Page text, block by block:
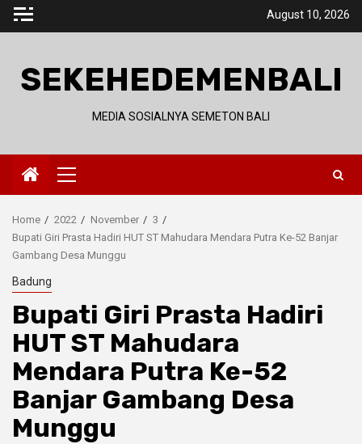
Skip
August 10, 2026
SEKEHEDEMENBALI
MEDIA SOSIALNYA SEMETON BALI
Primary
Menu
Home 2022 November
3
Bupati Giri Prasta Hadiri HUT ST Mahudara Mendara Putra Ke-52 Banjar
Gambang Desa Munggu
Badung
Bupati Giri Prasta Hadiri
HUT ST Mahudara
Mendara Putra Ke-52
Banjar Gambang Desa
Munggu